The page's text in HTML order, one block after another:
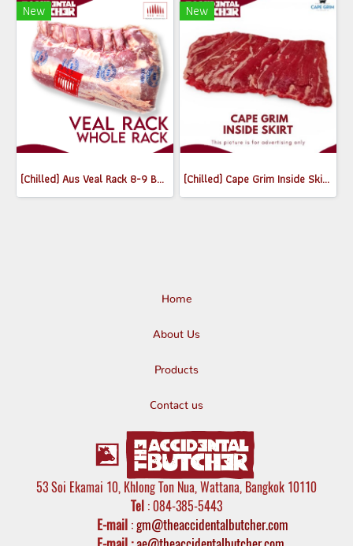
New
(Chilled) Aus Veal Rack 8-9 Bone (2.8-3 kg)
New
(Chilled) Cape Grim Inside Skirt Steak (เนื้อพื้นท้องด้านใน) (300-350g)
Home
About Us
Products
Contact us
53 Soi Ekamai 10, Khlong Ton Nua, Wattana, Bangkok 10110
Tel : 084-385-5443
E-mail:gm@theaccidentalbutcher.com